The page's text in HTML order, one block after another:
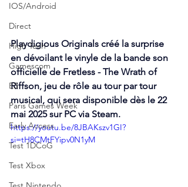
IOS/Android
Direct
High Tech
Gamescom
E3
Paris Games Week
Early Access
Test 1DCoG
Test Xbox
Playdigious Originals créé la surprise
en dévoilant le vinyle de la bande son
officielle de Fretless - The Wrath of
Riffson, jeu de rôle au tour par tour
musical, qui sera disponible dès le 22
mai 2025 sur PC via Steam.
https://youtu.be/8JBAKszv1GI?
si=tH8CMtFYipv0N1yM